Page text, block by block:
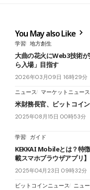
You May also Like
学習 地方創生
大曲の花火にWeb3技術
ら入場」目指す
2026年03月09日 16時29分
ニュース マーケットニュース
米財務長官、ビットコイ
2025年08月15日 00時53分
学習 ガイド
KEKKAI Mobileとは？特
載スマホブラウザアプリ】
2025年04月23日 09時32分
ビットコインニュース ニュ